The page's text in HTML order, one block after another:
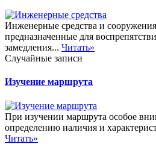
Инженерные средства и
предназначенные для
замедления... Читать»
Случайные записи
Изучение маршрута
При изучении маршрута особое
определению наличия и
Читать»